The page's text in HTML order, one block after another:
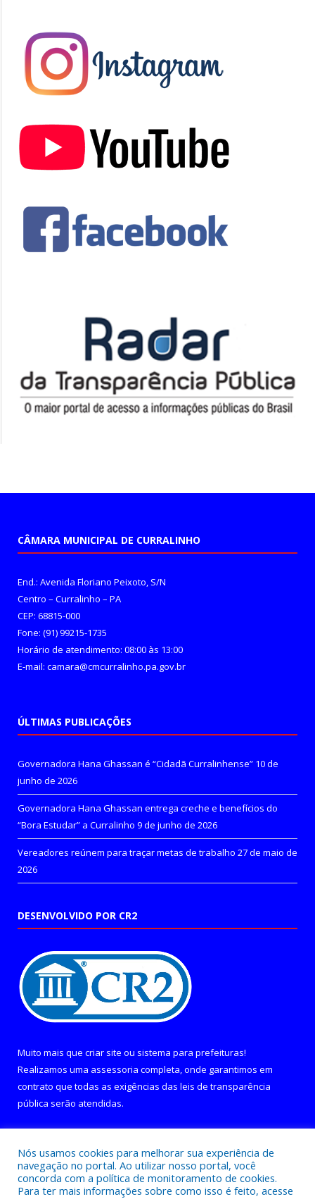
CÂMARA MUNICIPAL DE CURRALINHO
End.: Avenida Floriano Peixoto, S/N
Centro – Curralinho – PA
CEP: 68815-000
Fone: (91) 99215-1735
Horário de atendimento: 08:00 às 13:00
E-mail: camara@cmcurralinho.pa.gov.br
ÚLTIMAS PUBLICAÇÕES
Governadora Hana Ghassan é “Cidadã Curralinhense” 10 de
junho de 2026
Governadora Hana Ghassan entrega creche e benefícios do
“Bora Estudar” a Curralinho 9 de junho de 2026
Vereadores reúnem para traçar metas de trabalho 27 de maio de
2026
DESENVOLVIDO POR CR2
Muito mais que criar site ou sistema para prefeituras!
Realizamos uma assessoria completa, onde garantimos em
contrato que todas as exigências das leis de transparência
pública serão atendidas.
Nós usamos cookies para melhorar sua experiência de
navegação no portal. Ao utilizar nosso portal, você
concorda com a política de monitoramento de cookies.
Para ter mais informações sobre como isso é feito, acesse